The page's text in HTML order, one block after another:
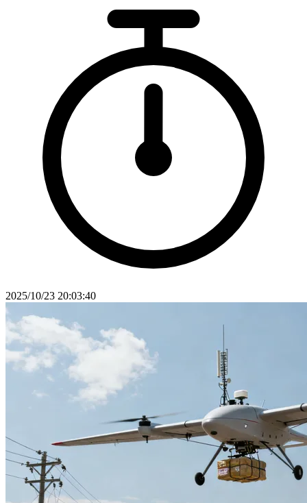
2025/10/23 20:03:40